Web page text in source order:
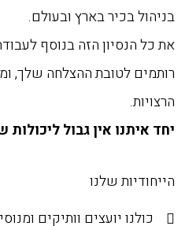
בניהול בכיר בארץ ובעולם.
את כל הנסיון הזה בנוסף
רותמים לטובת ההצלחה שלך,
הרצויות.
יחד איתנו אין גבול ליכולות
הייחודיות שלנו
כולנו יועצים וותיקים